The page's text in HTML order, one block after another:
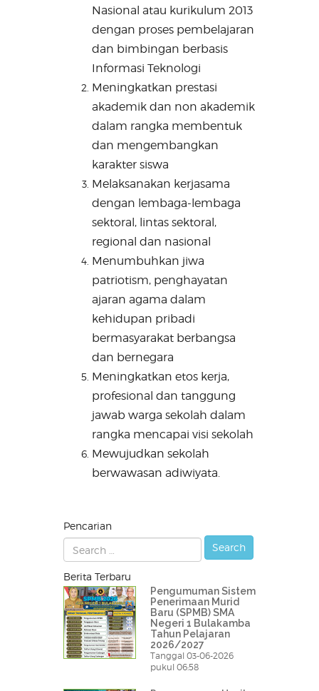
Nasional atau kurikulum 2013
dengan proses pembelajaran
dan bimbingan berbasis
Informasi Teknologi
Meningkatkan prestasi
akademik dan non akademik
dalam rangka membentuk
dan mengembangkan
karakter siswa
Melaksanakan kerjasama
dengan lembaga-lembaga
sektoral, lintas sektoral,
regional dan nasional
Menumbuhkan jiwa
patriotism, penghayatan
ajaran agama dalam
kehidupan pribadi
bermasyarakat berbangsa
dan bernegara
Meningkatkan etos kerja,
profesional dan tanggung
jawab warga sekolah dalam
rangka mencapai visi sekolah
Mewujudkan sekolah
berwawasan adiwiyata.
Pencarian
Berita Terbaru
Pengumuman Sistem
Penerimaan Murid
Baru (SPMB) SMA
Negeri 1 Bulakamba
Tahun Pelajaran
2026/2027
Tanggal 03-06-2026
pukul 06:58